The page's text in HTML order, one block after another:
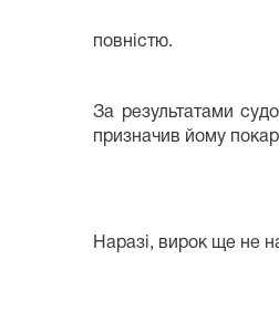
повністю.
За результатами
призначив йому
Наразі, вирок ще не